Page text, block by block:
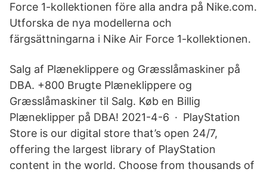
Force 1-kollektionen före alla andra på Nike.com.
Utforska de nya modellerna och
färgsättningarna i Nike Air Force 1-kollektionen.
Salg af Plæneklippere og Græsslåmaskiner på
DBA. +800 Brugte Plæneklippere og
Græsslåmaskiner til Salg. Køb en Billig
Plæneklipper på DBA! 2021-4-6 · PlayStation
Store is our digital store that’s open 24/7,
offering the largest library of PlayStation
content in the world. Choose from thousands of